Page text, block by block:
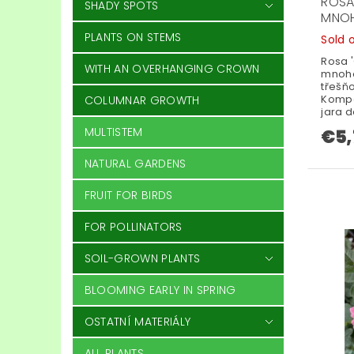
SHADY SPOTS
PLANTS ON STEMS
WITH AN OVERHANGING CROWN
COLUMNAR GROWTH
MULTISTEM
NATURAL GARDENS
FRUIT FOR BIRDS
FOR POLLINATORS
SOIL-GROWN PLANTS
BLOOMING EARLY IN SPRING
OSTATNÍ MATERIÁLY
Sold
Rosa
jara